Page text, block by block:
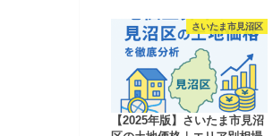
さいたま市見沼区
【2025年版】さいたま市見沼